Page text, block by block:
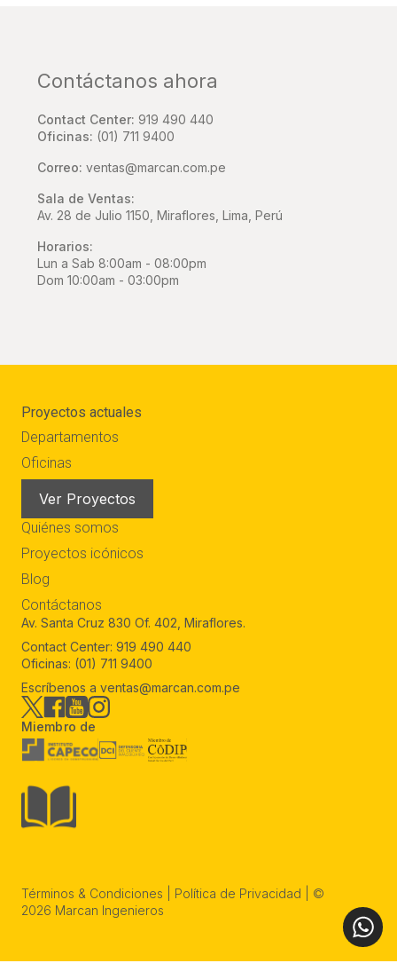
Contáctanos ahora
Contact Center: 919 490 440
Oficinas: (01) 711 9400
Correo: ventas@marcan.com.pe
Sala de Ventas:
Av. 28 de Julio 1150, Miraflores, Lima, Perú
Horarios:
Lun a Sab 8:00am - 08:00pm
Dom 10:00am - 03:00pm
Proyectos actuales
Departamentos
Oficinas
Ver Proyectos
Quiénes somos
Proyectos icónicos
Blog
Contáctanos
Av. Santa Cruz 830 Of. 402, Miraflores.
Contact Center: 919 490 440
Oficinas: (01) 711 9400
Escríbenos a ventas@marcan.com.pe
Miembro de
Términos & Condiciones Política de Privacidad | ©
2026 Marcan Ingenieros